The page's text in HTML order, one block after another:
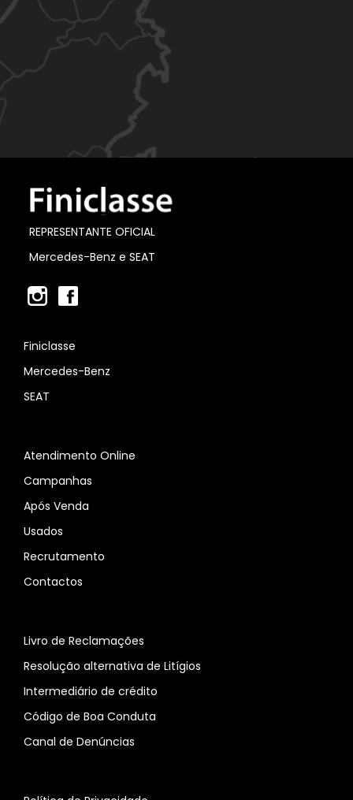
REPRESENTANTE OFICIAL
Mercedes-Benz e SEAT
Finiclasse
Mercedes-Benz
SEAT
Atendimento Online
Campanhas
Após Venda
Usados
Recrutamento
Contactos
Livro de Reclamações
Resolução alternativa de Litígios
Intermediário de crédito
Código de Boa Conduta
Canal de Denúncias